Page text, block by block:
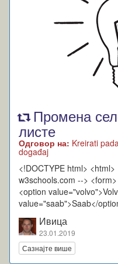
Промена
листе
Одговор на: Kreirati
događaj
<!DOCTYPE html>
w3schools.com -->
<option
value="saab">Saab</
Ивица
23.01.2019
Сазнајте више